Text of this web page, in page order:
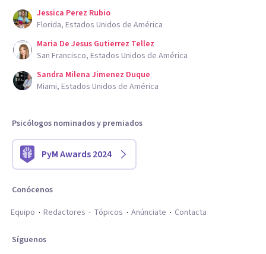
Jessica Perez Rubio
Florida, Estados Unidos de América
Maria De Jesus Gutierrez Tellez
San Francisco, Estados Unidos de América
Sandra Milena Jimenez Duque
Miami, Estados Unidos de América
Psicólogos nominados y premiados
PyM Awards 2024
Conócenos
Equipo
Redactores Tópicos Anúnciate Contacta
Síguenos